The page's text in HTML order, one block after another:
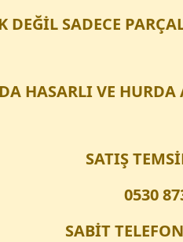
DEĞİL SADECE
HASARLI VE
SATIŞ
0530
SABİT